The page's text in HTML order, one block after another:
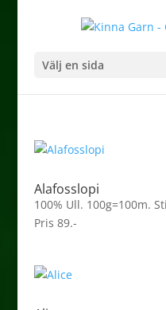
Välj en sida
Alafosslopi
100% Ull. 100g=100m.
Pris 89.-